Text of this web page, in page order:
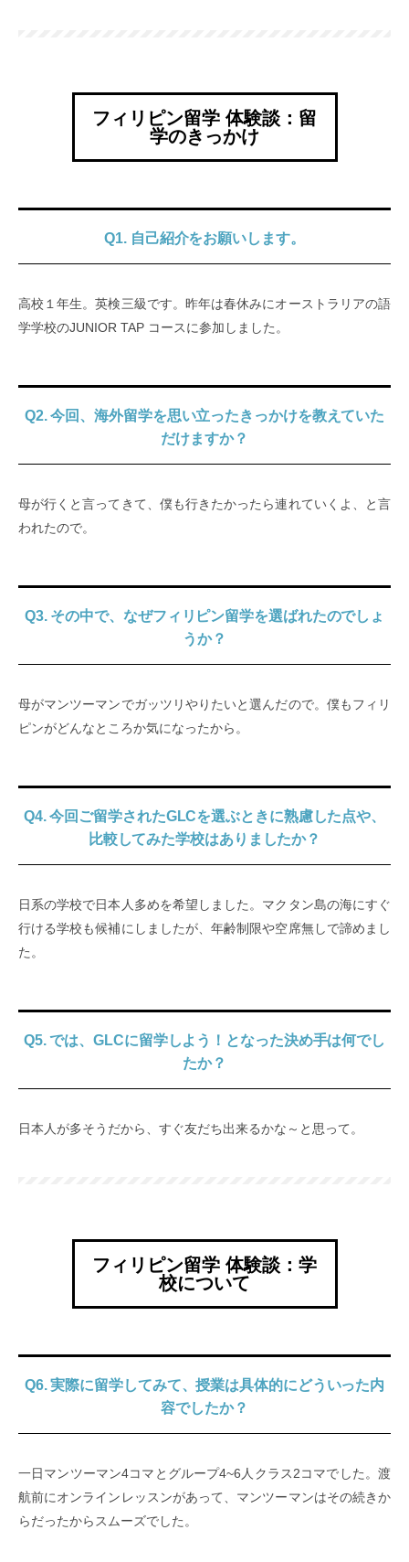
フィリピン留学 体験談：留
学のきっかけ
Q1. 自己紹介をお願いします。
高校１年生。英検三級です。昨年は春休みにオーストラリアの語
学学校のJUNIOR TAP コースに参加しました。
Q2. 今回、海外留学を思い立ったきっかけを教えていた
だけますか？
母が行くと言ってきて、僕も行きたかったら連れていくよ、と言
われたので。
Q3. その中で、なぜフィリピン留学を選ばれたのでしょ
うか？
母がマンツーマンでガッツリやりたいと選んだので。僕もフィリ
ピンがどんなところか気になったから。
Q4. 今回ご留学されたGLCを選ぶときに熟慮した点や、
比較してみた学校はありましたか？
日系の学校で日本人多めを希望しました。マクタン島の海にすぐ
行ける学校も候補にしましたが、年齢制限や空席無しで諦めまし
た。
Q5. では、GLCに留学しよう！となった決め手は何でし
たか？
日本人が多そうだから、すぐ友だち出来るかな～と思って。
フィリピン留学 体験談：学
校について
Q6. 実際に留学してみて、授業は具体的にどういった内
容でしたか？
一日マンツーマン4コマとグループ4~6人クラス2コマでした。渡
航前にオンラインレッスンがあって、マンツーマンはその続きか
らだったからスムーズでした。